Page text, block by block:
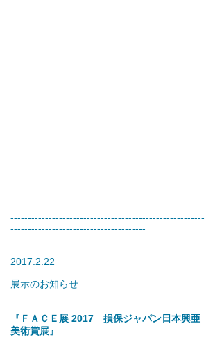
--------------------------------------------------------
---------------------------------------
2017.2.22
展示のお知らせ
『ＦＡＣＥ展 2017 損保ジャパン日本興亜
美術賞展』